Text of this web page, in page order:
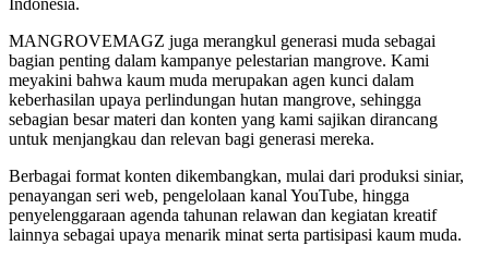
MANGROVEMAGZ juga merangkul generasi muda sebagai
bagian penting dalam kampanye pelestarian mangrove. Kami
meyakini bahwa kaum muda merupakan agen kunci dalam
keberhasilan upaya perlindungan hutan mangrove, sehingga
sebagian besar materi dan konten yang kami sajikan dirancang
untuk menjangkau dan relevan bagi generasi mereka.
Berbagai format konten dikembangkan, mulai dari produksi siniar,
penayangan seri web, pengelolaan kanal YouTube, hingga
penyelenggaraan agenda tahunan relawan dan kegiatan kreatif
lainnya sebagai upaya menarik minat serta partisipasi kaum muda.